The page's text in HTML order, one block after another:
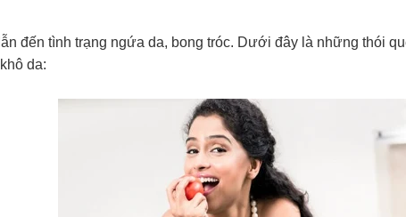
đến tình trạng ngứa da, bong tróc. Dưới đây là những thói
da: